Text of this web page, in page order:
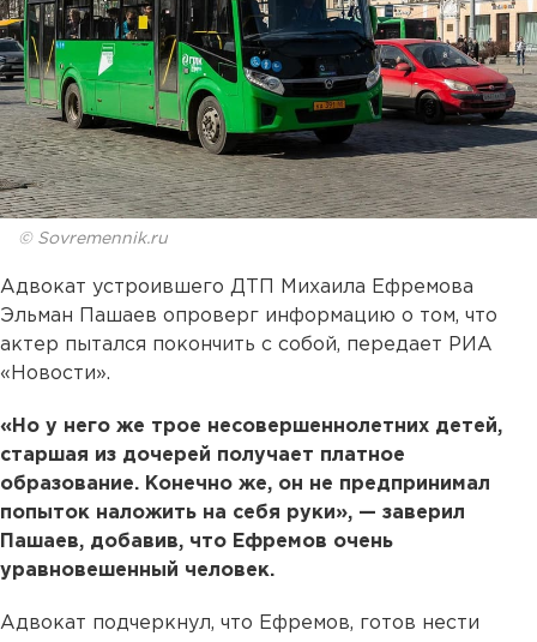
© Sovremennik.ru
Адвокат устроившего ДТП Михаила Ефремова
Эльман Пашаев опроверг информацию о том, что
актер пытался покончить с собой, передает РИА
«Новости».
«Но у него же трое несовершеннолетних детей,
старшая из дочерей получает платное
образование. Конечно же, он не предпринимал
попыток наложить на себя руки», — заверил
Пашаев, добавив, что Ефремов очень
уравновешенный человек.
Адвокат подчеркнул, что Ефремов, готов нести